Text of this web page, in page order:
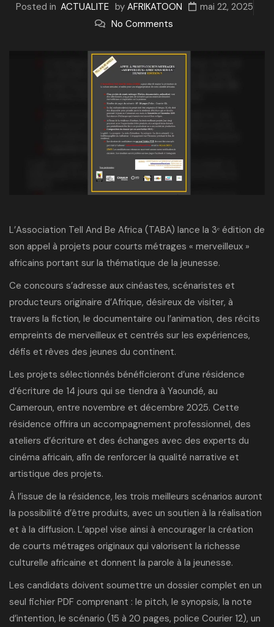
Posted in ACTUALITE by AFRIKATOON
mai 22, 2025
No Comments
L’Association Tell And Be Africa (TABA) lance la 3ᵉ édition de
son appel à projets pour courts métrages « merveilleux »
africains portant sur la thématique de la jeunesse.
Ce concours s’adresse aux cinéastes, scénaristes et
producteurs originaire d’Afrique, désireux de visiter, à
travers la fiction, le documentaire ou l’animation, des récits
empreints de merveilleux et centrés sur les expériences,
défis et rêves des jeunes du continent.
Les projets sélectionnés bénéficieront d’une résidence
d’écriture de 14 jours qui se tiendra à Yaoundé, au
Cameroun, entre novembre et décembre 2025. Cette
résidence offrira un accompagnement professionnel, des
ateliers d’écriture et des échanges avec des experts du
cinéma africain, afin de renforcer la qualité narrative et
artistique des projets.
À l’issue de la résidence, les trois meilleurs scénarios auront
la possibilité d’être produits, avec un soutien à la réalisation
et à la diffusion. L’appel vise ainsi à encourager la création
de courts métrages originaux qui valorisent la richesse
culturelle africaine et donnent la parole à la jeunesse.
Les candidats doivent soumettre un dossier complet en un
seul fichier PDF comprenant : le pitch, le synopsis, la note
d’intention, le scénario (15 à 20 pages, police Courier 12), un